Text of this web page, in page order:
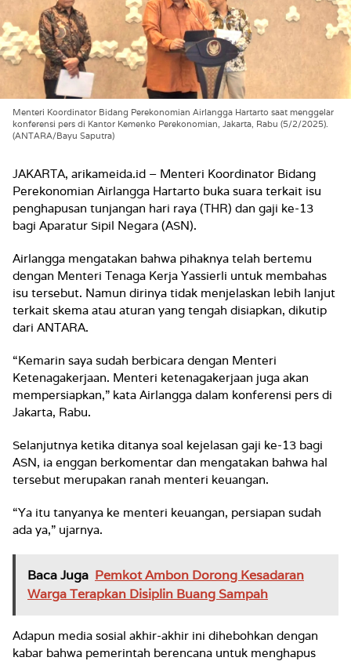
Menteri Koordinator Bidang Perekonomian Airlangga Hartarto saat menggelar
konferensi pers di Kantor Kemenko Perekonomian, Jakarta, Rabu (5/2/2025).
(ANTARA/Bayu Saputra)
JAKARTA, arikameida.id – Menteri Koordinator Bidang
Perekonomian Airlangga Hartarto buka suara terkait isu
penghapusan tunjangan hari raya (THR) dan gaji ke-13
bagi Aparatur Sipil Negara (ASN).
Airlangga mengatakan bahwa pihaknya telah bertemu
dengan Menteri Tenaga Kerja Yassierli untuk membahas
isu tersebut. Namun dirinya tidak menjelaskan lebih lanjut
terkait skema atau aturan yang tengah disiapkan, dikutip
dari ANTARA.
“Kemarin saya sudah berbicara dengan Menteri
Ketenagakerjaan. Menteri ketenagakerjaan juga akan
mempersiapkan,” kata Airlangga dalam konferensi pers di
Jakarta, Rabu.
Selanjutnya ketika ditanya soal kejelasan gaji ke-13 bagi
ASN, ia enggan berkomentar dan mengatakan bahwa hal
tersebut merupakan ranah menteri keuangan.
“Ya itu tanyanya ke menteri keuangan, persiapan sudah
ada ya,” ujarnya.
Baca Juga Pemkot Ambon Dorong Kesadaran
Warga Terapkan Disiplin Buang Sampah
Adapun media sosial akhir-akhir ini dihebohkan dengan
kabar bahwa pemerintah berencana untuk menghapus